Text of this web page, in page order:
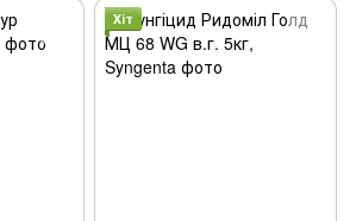
Хіт